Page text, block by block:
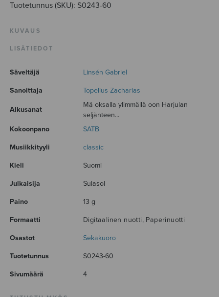
Tuotetunnus (SKU): S0243-60
KUVAUS
LISÄTIEDOT
Säveltäjä Linsén Gabriel
Sanoittaja Topelius Zacharias
Alkusanat
Mä oksalla ylimmällä oon Harjulan
seljänteen...
Kokoonpano
SATB
Musiikkityyli classic
Kieli Suomi
Julkaisija Sulasol
Paino 13 g
Formaatti Digitaalinen nuotti, Paperinuotti
Osastot Sekakuoro
Tuotetunnus S0243-60
Sivumäärä 4